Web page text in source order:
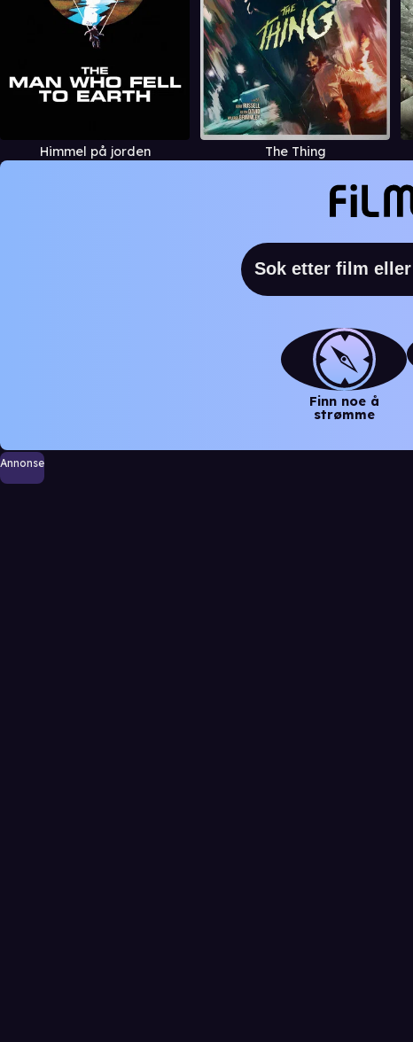
Himmel på jorden The Thing
Finn noe å
strømme
Annonse